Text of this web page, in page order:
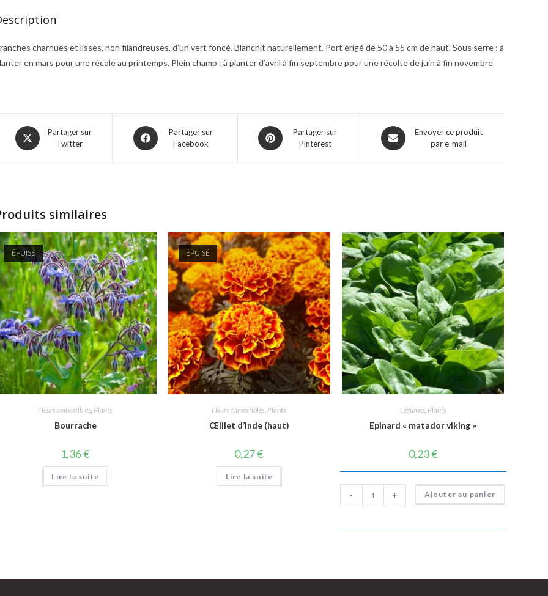
charnues et lisses, non filandreuses, d’un vert foncé. Blanchit naturellement. Port érigé de 50 à 55 cm de haut. Sous serre : à
en mars pour une récole au printemps. Plein champ : à planter d’avril à fin septembre pour une récolte de juin à fin novembre.
Opens
in
Partager sur
Twitter
Opens
in
Partager sur
Facebook
Opens
in
Partager sur
Pinterest
Opens
in
Envoyer ce produit
par e-mail
similaires
ÉPUISÉ
Fleurs comestibles, Plants
Bourrache
1,36€
Lire la suite
ÉPUISÉ
Fleurs comestibles, Plants
Œillet d’Inde (haut)
0,27€
Lire la suite
Légumes, Plants
Epinard « matador viking »
0,23€
quantité
de
Epinard
- + Ajouter au panier